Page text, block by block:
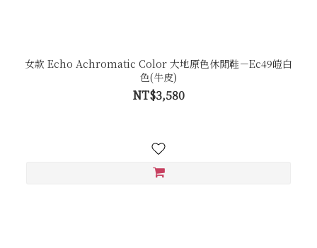
女款 Echo Achromatic Color 大地原色休閒鞋－Ec49皚白
色(牛皮)
NT$3,580